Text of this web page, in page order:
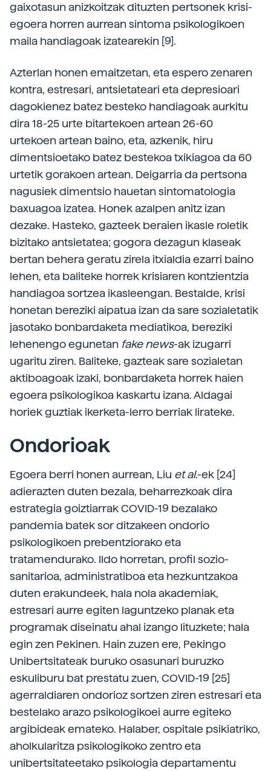
gaixotasun anizkoitzak dituzten pertsonek krisi-
egoera horren aurrean sintoma psikologikoen
maila handiagoak izatearekin [9].
Azterlan honen emaitzetan, eta espero zenaren
kontra, estresari, antsietateari eta depresioari
dagokienez batez besteko handiagoak aurkitu
dira 18-25 urte bitartekoen artean 26-60
urtekoen artean baino, eta, azkenik, hiru
dimentsioetako batez bestekoa txikiagoa da 60
urtetik gorakoen artean. Deigarria da pertsona
nagusiek dimentsio hauetan sintomatologia
baxuagoa izatea. Honek azalpen anitz izan
dezake. Hasteko, gazteek beraien ikasle roletik
bizitako antsietatea; gogora dezagun klaseak
bertan behera geratu zirela itxialdia ezarri baino
lehen, eta baliteke horrek krisiaren kontzientzia
handiagoa sortzea ikasleengan. Bestalde, krisi
honetan bereziki aipatua izan da sare sozialetatik
jasotako bonbardaketa mediatikoa, bereziki
lehenengo egunetan fake news-ak izugarri
ugaritu ziren. Baliteke, gazteak sare sozialetan
aktiboagoak izaki, bonbardaketa horrek haien
egoera psikologikoa kaskartu izana. Aldagai
horiek guztiak ikerketa-lerro berriak lirateke.
Ondorioak
Egoera berri honen aurrean, Liu et al.-ek [24]
adierazten duten bezala, beharrezkoak dira
estrategia goiztiarrak COVID-19 bezalako
pandemia batek sor ditzakeen ondorio
psikologikoen prebentziorako eta
tratamendurako. Ildo horretan, profil sozio-
sanitarioa, administratiboa eta hezkuntzakoa
duten erakundeek, hala nola akademiak,
estresari aurre egiten laguntzeko planak eta
programak diseinatu ahal izango lituzkete; hala
egin zen Pekinen. Hain zuzen ere, Pekingo
Unibertsitateak buruko osasunari buruzko
eskuliburu bat prestatu zuen, COVID-19 [25]
agerraldiaren ondorioz sortzen ziren estresari eta
bestelako arazo psikologikoei aurre egiteko
argibideak emateko. Halaber, ospitale psikiatriko,
aholkularitza psikologikoko zentro eta
unibertsitateetako psikologia departamentu